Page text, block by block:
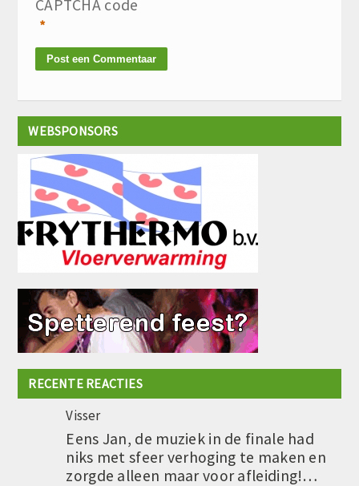
CAPTCHA code
*
WEBSPONSORS
RECENTE REACTIES
Visser
Eens Jan, de muziek in de finale had
niks met sfeer verhoging te maken en
zorgde alleen maar voor afleiding!…